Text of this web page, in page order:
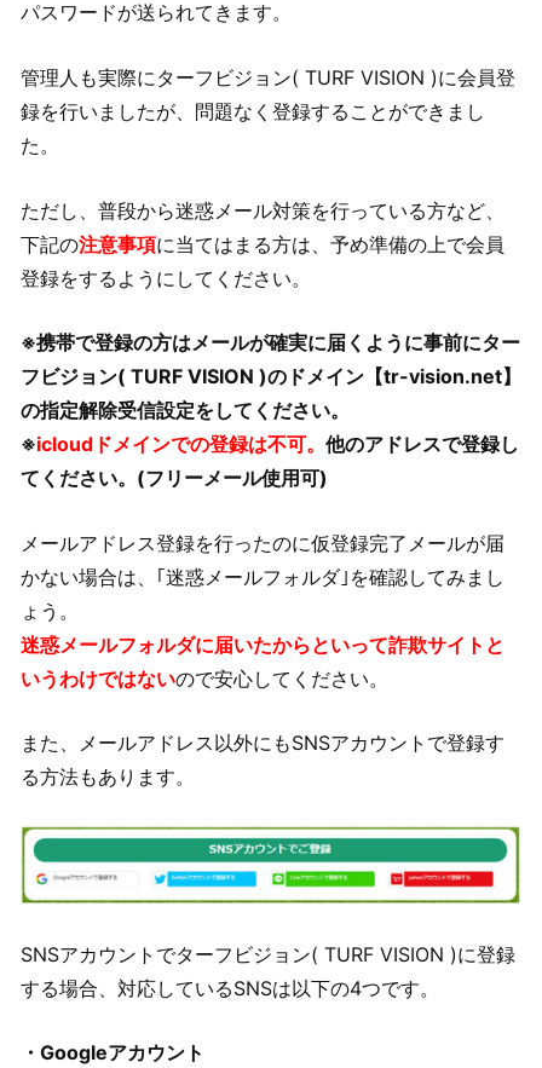
パスワードが送られてきます。
管理人も実際にターフビジョン( TURF VISION )に会員登
録を行いましたが、問題なく登録することができまし
た。
ただし、普段から迷惑メール対策を行っている方など、
下記の注意事項に当てはまる方は、予め準備の上で会員
登録をするようにしてください。
※携帯で登録の方はメールが確実に届くように事前にター
フビジョン( TURF VISION )のドメイン【tr-vision.net】
の指定解除受信設定をしてください。
※icloudドメインでの登録は不可。 他のアドレスで登録し
てください。(フリーメール使用可)
メールアドレス登録を行ったのに仮登録完了メールが届
かない場合は、｢迷惑メールフォルダ｣を確認してみまし
ょう。
迷惑メールフォルダに届いたからといって詐欺サイトと
いうわけではないので安心してください。
また、メールアドレス以外にもSNSアカウントで登録す
る方法もあります。
SNSアカウントでターフビジョン( TURF VISION )に登録
する場合、対応しているSNSは以下の4つです。
・Googleアカウント